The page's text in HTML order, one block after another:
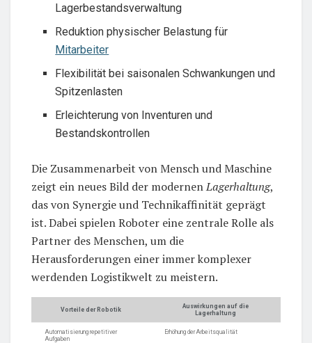
Lagerbestandsverwaltung
Reduktion physischer Belastung für
Mitarbeiter
Flexibilität bei saisonalen Schwankungen und
Spitzenlasten
Erleichterung von Inventuren und
Bestandskontrollen
Die Zusammenarbeit von Mensch und Maschine
zeigt ein neues Bild der modernenLagerhaltung,
das von Synergie und Technikaffinität geprägt
ist. Dabei spielen Roboter eine zentrale Rolle als
Partner des Menschen, um die
Herausforderungen einer immer komplexer
werdenden Logistikwelt zu meistern.
Vorteile der Robotik
Auswirkungen auf die
Lagerhaltung
Automatisierung repetitiver
Aufgaben
Erhöhung der Arbeitsqualität